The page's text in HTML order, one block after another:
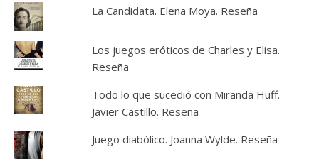
La Candidata. Elena Moya. Reseña
Los juegos eróticos de Charles y Elisa.
Reseña
Todo lo que sucedió con Miranda Huff.
Javier Castillo. Reseña
Juego diabólico. Joanna Wylde. Reseña